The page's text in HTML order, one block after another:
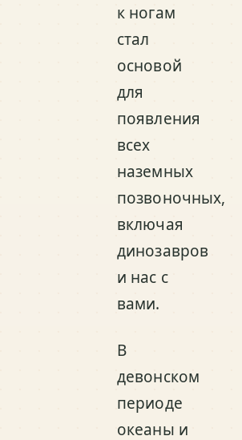
к ногам
стал
основой
для
появления
всех
наземных
позвоночных,
включая
динозавров
и нас с
вами.
В
девонском
периоде
океаны и